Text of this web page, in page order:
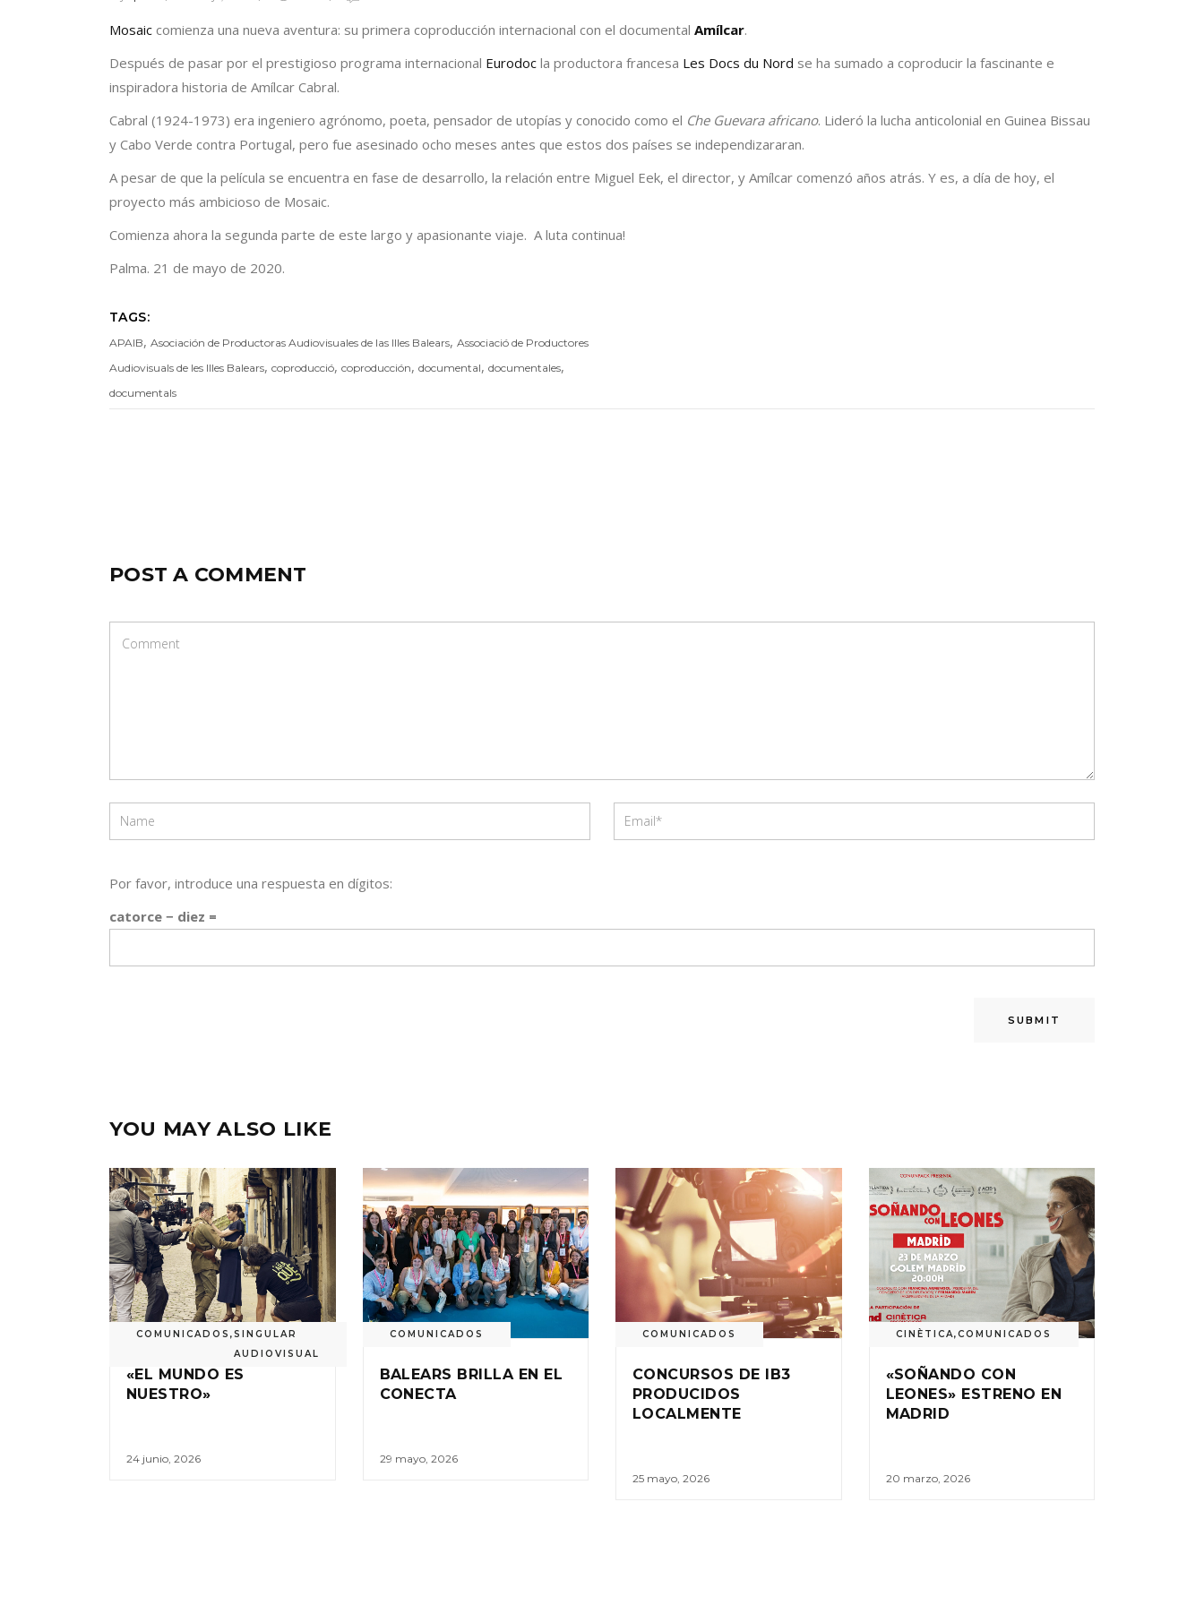
Mosaic comienza una nueva aventura: su primera coproducción internacional con el documental Amílcar.
Después de pasar por el prestigioso programa internacional Eurodoc la productora francesa Les Docs du Nord se ha sumado a coproducir la fascinante e
inspiradora historia de Amílcar Cabral.
Cabral (1924-1973) era ingeniero agrónomo, poeta, pensador de utopías y conocido como el Che Guevara africano. Lideró la lucha anticolonial en Guinea Bissau
y Cabo Verde contra Portugal, pero fue asesinado ocho meses antes que estos dos países se independizararan.
A pesar de que la película se encuentra en fase de desarrollo, la relación entre Miguel Eek, el director, y Amílcar comenzó años atrás. Y es, a día de hoy, el
proyecto más ambicioso de Mosaic.
Comienza ahora la segunda parte de este largo y apasionante viaje. A luta continua!
Palma. 21 de mayo de 2020.
TAGS:
APAIB, Asociación de Productoras Audiovisuales de las Illes Balears, Associació de Productores
Audiovisuals de les Illes Balears, coproducció, coproducción, documental, documentales,
documentals
POST A COMMENT
Por favor, introduce una respuesta en dígitos:
catorce − diez =
YOU MAY ALSO LIKE
COMUNICADOS ,SINGULAR
AUDIOVISUAL
«EL MUNDO ES
NUESTRO»
24 junio, 2026
COMUNICADOS
BALEARS BRILLA EN EL
CONECTA
29 mayo, 2026
COMUNICADOS
CONCURSOS DE IB3
PRODUCIDOS
LOCALMENTE
25 mayo, 2026
CINÈTICA,COMUNICADOS
«SOÑANDO CON
LEONES» ESTRENO EN
MADRID
20 marzo, 2026